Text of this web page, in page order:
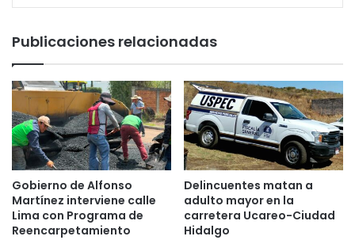
Publicaciones relacionadas
Gobierno de Alfonso
Martínez interviene calle
Lima con Programa de
Reencarpetamiento
Delincuentes matan a
adulto mayor en la
carretera Ucareo-Ciudad
Hidalgo